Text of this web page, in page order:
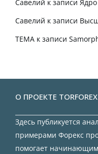
Савелий к записи
Савелий к записи
TEMA к записи
О ПРОЕКТЕ TORFOREX
Здесь публикуется
примерами Форекс
помогает